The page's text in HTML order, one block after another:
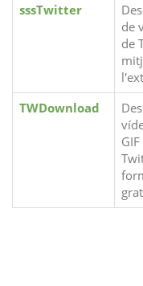
sssTwitter
de
de
TWDownload